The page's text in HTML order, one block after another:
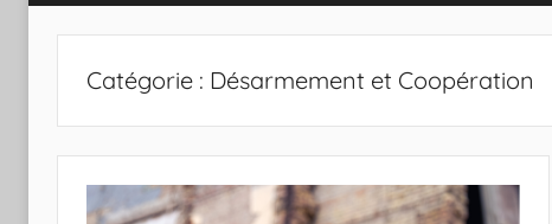
Catégorie : Désarmement et Coopération